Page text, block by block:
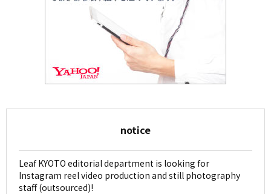
notice
Leaf KYOTO editorial department is looking for
Instagram reel video production and still photography
staff (outsourced)!